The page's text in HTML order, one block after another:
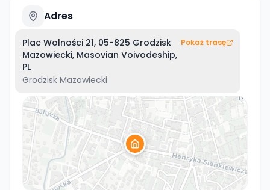
Adres
Plac Wolności 21, 05-825 Grodzisk
Mazowiecki, Masovian Voivodeship,
PL
Grodzisk Mazowiecki
Pokaż trasę